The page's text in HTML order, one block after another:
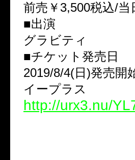
前売￥3,500税込/
■出演
グラビティ
■チケット発売日
2019/8/4(日)発売開
イープラス
http://urx3.nu/